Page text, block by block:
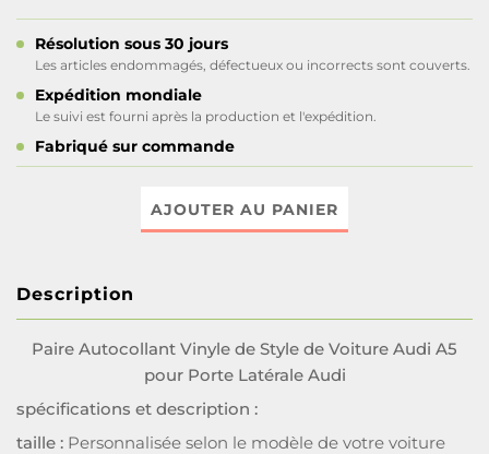
Résolution sous 30 jours
Les articles endommagés, défectueux ou incorrects sont couverts.
Expédition mondiale
Le suivi est fourni après la production et l'expédition.
Fabriqué sur commande
AJOUTER AU PANIER
Description
Paire Autocollant Vinyle de Style de Voiture Audi A5
pour Porte Latérale Audi
spécifications et description :
taille : Personnalisée selon le modèle de votre voiture